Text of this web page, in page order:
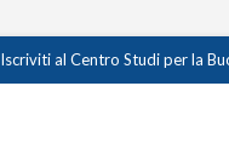
Iscriviti al Centro Studi per la